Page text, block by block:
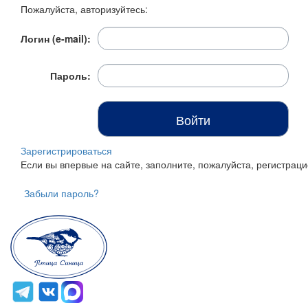
Итого:
Продолжить покупки
Перейти в корзину
Пожалуйста, авторизуйтесь:
Логин (e-mail):
Пароль:
Зарегистрироваться
Если вы впервые на сайте, заполните, пожалуйста,
Забыли пароль?